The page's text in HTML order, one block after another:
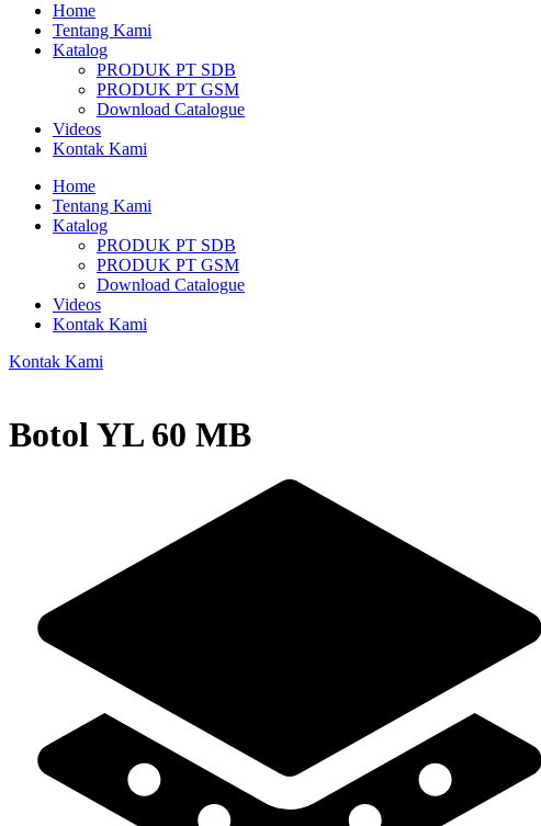
Home
Tentang Kami
Katalog
PRODUK PT SDB
PRODUK PT GSM
Download Catalogue
Videos
Kontak Kami
Home
Tentang Kami
Katalog
PRODUK PT SDB
PRODUK PT GSM
Download Catalogue
Videos
Kontak Kami
Kontak Kami
Botol YL 60 MB